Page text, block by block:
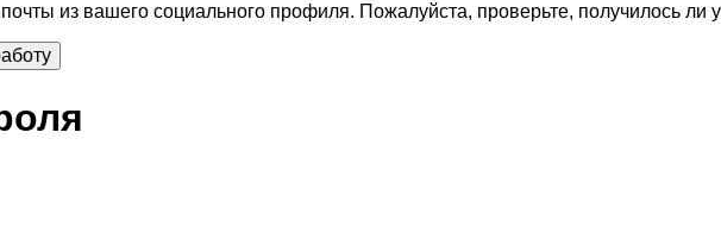
из вашего социального профиля. Пожалуйста, проверьте, получилось ли